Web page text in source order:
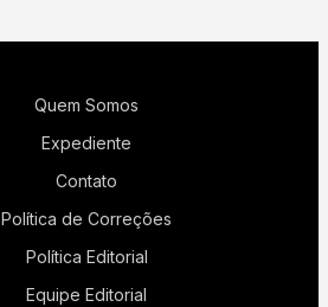
Quem Somos
Expediente
Contato
Política de Correções
Política Editorial
Equipe Editorial